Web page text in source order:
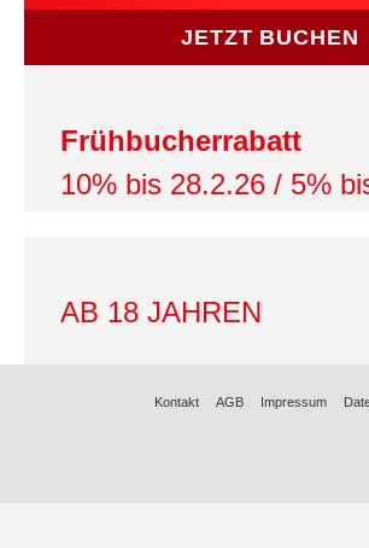
JETZT BUCHEN
Frühbucherrabatt
10% bis 28.2.26 / 5%
AB 18 JAHREN
Kontakt AGB Impressum